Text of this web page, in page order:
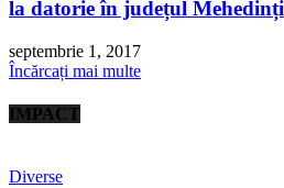
la datorie în județul Mehedinți
septembrie 1, 2017
Încărcați mai multe
IMPACT
Diverse